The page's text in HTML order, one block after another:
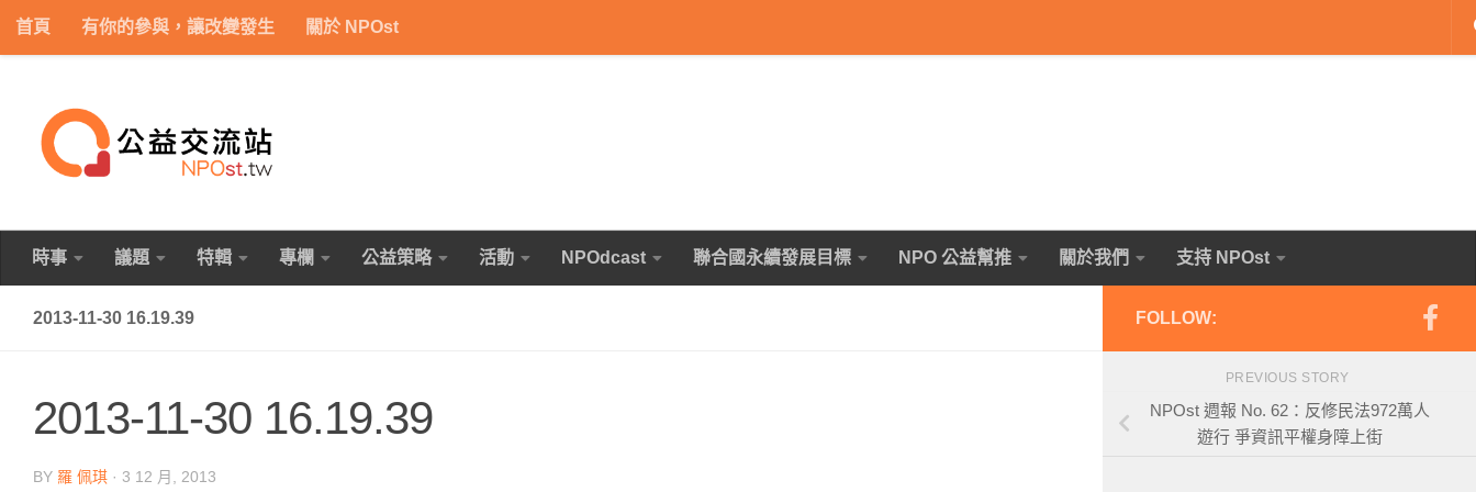
Skip to content
首頁 有你的參與，讓改變發生 關於 NPOst
時事 議題 特輯 專欄 公益策略 活動 NPOdcast 聯合國永續發展目標 NPO 公益幫推 關於我們 支持 NPOst
2013-11-30 16.19.39
2013-11-30 16.19.39
BY 羅 佩琪 · 3 12 月, 2013
FOLLOW:
PREVIOUS STORY
NPOst 週報 No. 62：反修民法972萬人
遊行 爭資訊平權身障上街